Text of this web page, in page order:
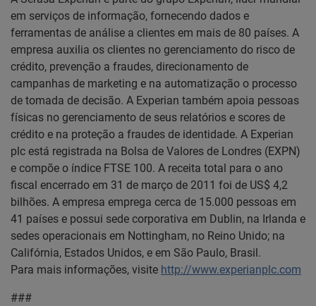
em serviços de informação, fornecendo dados e
ferramentas de análise a clientes em mais de 80 países. A
empresa auxilia os clientes no gerenciamento do risco de
crédito, prevenção a fraudes, direcionamento de
campanhas de marketing e na automatização o processo
de tomada de decisão. A Experian também apoia pessoas
físicas no gerenciamento de seus relatórios e scores de
crédito e na proteção a fraudes de identidade. A Experian
plc está registrada na Bolsa de Valores de Londres (EXPN)
e compõe o índice FTSE 100. A receita total para o ano
fiscal encerrado em 31 de março de 2011 foi de US$ 4,2
bilhões. A empresa emprega cerca de 15.000 pessoas em
41 países e possui sede corporativa em Dublin, na Irlanda e
sedes operacionais em Nottingham, no Reino Unido; na
Califórnia, Estados Unidos, e em São Paulo, Brasil.
Para mais informações, visite http://www.experianplc.com
###